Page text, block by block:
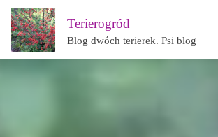
Terierogród
Blog dwóch terierek. Psi blog